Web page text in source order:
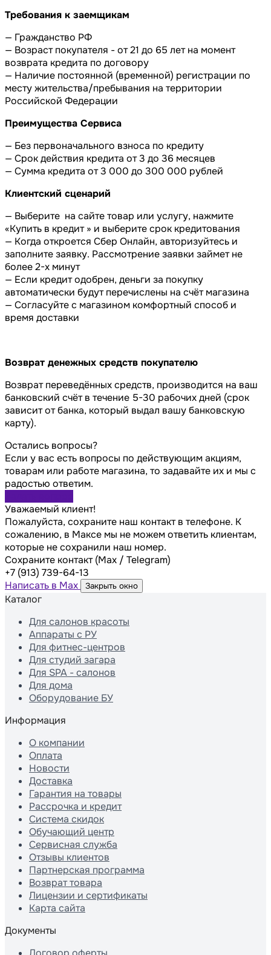
Требования к заемщикам
— Гражданство РФ
— Возраст покупателя - от 21 до 65 лет на момент
возврата кредита по договору
— Наличие постоянной (временной) регистрации по
месту жительства/пребывания на территории
Российской Федерации
Преимущества Сервиса
— Без первоначального взноса по кредиту
— Срок действия кредита от 3 до 36 месяцев
— Сумма кредита от 3 000 до 300 000 рублей
Клиентский сценарий
— Выберите на сайте товар или услугу, нажмите
«Купить в кредит » и выберите срок кредитования
— Когда откроется Сбер Онлайн, авторизуйтесь и
заполните заявку. Рассмотрение заявки займет не
более 2-х минут
— Если кредит одобрен, деньги за покупку
автоматически будут перечислены на счёт магазина
— Согласуйте с магазином комфортный способ и
время доставки
Возврат денежных средств покупателю
Возврат переведённых средств, производится на ваш
банковский счёт в течение 5-30 рабочих дней (срок
зависит от банка, который выдал вашу банковскую
карту).
Остались вопросы?
Если у вас есть вопросы по действующим акциям,
товарам или работе магазина, то задавайте их и мы с
радостью ответим.
Уважаемый клиент!
Пожалуйста, сохраните наш контакт в телефоне. К
сожалению, в Максе мы не можем ответить клиентам,
которые не сохранили наш номер.
Сохраните контакт (Max / Telegram)
+7 (913) 739-64-13
Написать в Max
Закрыть окно
Каталог
Для салонов красоты
Аппараты с РУ
Для фитнес-центров
Для студий загара
Для SPA - салонов
Для дома
Оборудование БУ
Информация
О компании
Оплата
Новости
Доставка
Гарантия на товары
Рассрочка и кредит
Система скидок
Обучающий центр
Сервисная служба
Отзывы клиентов
Партнерская программа
Возврат товара
Лицензии и сертификаты
Карта сайта
Документы